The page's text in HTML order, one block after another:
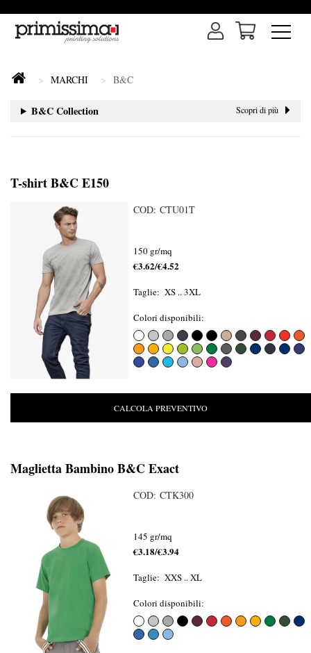
MARCHI B&C
B&C Collection Scopri di più
T-shirt B&C E150
COD: CTU01T
150 gr/mq
€3.62/€4.52
Taglie: XS .. 3XL
Colori disponibili:
CALCOLA PREVENTIVO
Maglietta Bambino B&C Exact
COD: CTK300
145 gr/mq
€3.18/€3.94
Taglie: XXS .. XL
Colori disponibili: